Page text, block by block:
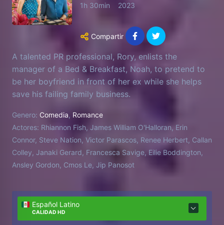
1h 30min 2023
Compartir
A talented PR professional, Rory, enlists the
manager of a Bed & Breakfast, Noah, to pretend to
be her boyfriend in front of her ex while she helps
save his failing family business.
Genero: Comedia, Romance
Actores: Rhiannon Fish, James William O'Halloran, Erin
Connor, Steve Nation, Victor Parascos, Renee Herbert, Callan
Colley, Janaki Gerard, Francesca Savige, Eilie Boddington,
Ansley Gordon, Cmos Le, Jip Panosot
Español Latino
CALIDAD HD